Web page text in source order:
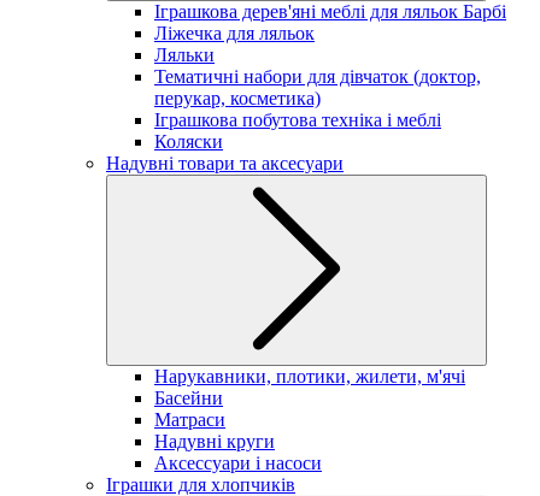
Іграшкова дерев'яні меблі для ляльок Барбі
Ліжечка для ляльок
Ляльки
Тематичні набори для дівчаток (доктор,
перукар, косметика)
Іграшкова побутова техніка і меблі
Коляски
Надувні товари та аксесуари
Нарукавники, плотики, жилети, м'ячі
Басейни
Матраси
Надувні круги
Аксессуари і насоси
Іграшки для хлопчиків